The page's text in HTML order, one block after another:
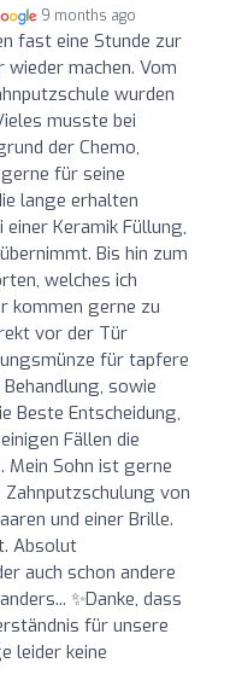
9 months ago
fast eine Stunde zur
machen. Vom
wurden
musste bei
der Chemo,
für seine
lange erhalten
Keramik Füllung,
Bis hin zum
welches ich
kommen gerne zu
vor der Tür
für tapfere
sowie
Beste Entscheidung,
Fällen die
Mein Sohn ist gerne
Zahnputzschulung von
und einer Brille.
Absolut
auch schon andere
✨Danke, dass
für unsere
leider keine